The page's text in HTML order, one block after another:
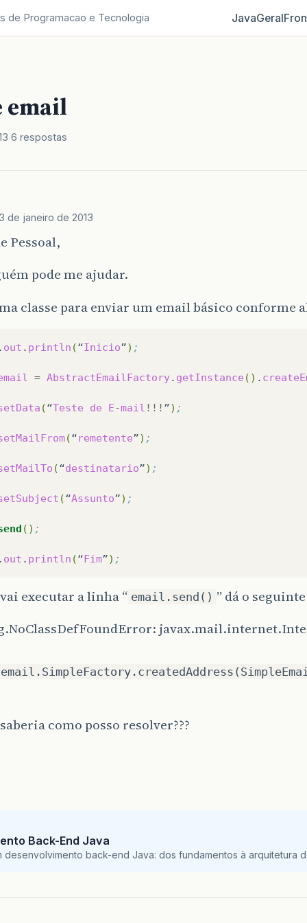
de Programacao e Tecnologia JavaGeral
email
6 respostas
de janeiro de 2013
Pessoal,
pode me ajudar.
classe para enviar um email básico conforme
out . println (“Inicio”) ;
= AbstractEmailFactory. getInstance () .
(“Teste de E-mail !!! ”) ;
(“remetente”) ;
(“destinatario”) ;
(“Assunto”) ;
()
out . println (“Fim”) ;
executar a linha “ email.send() ” dá o
como posso resolver???
Back-End Java
desenvolvimento back-end Java: dos fundamentos à arquitetura